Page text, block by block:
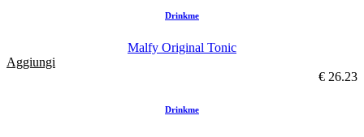
Drinkme
Malfy Original Tonic
Aggiungi
€ 26.23
Drinkme